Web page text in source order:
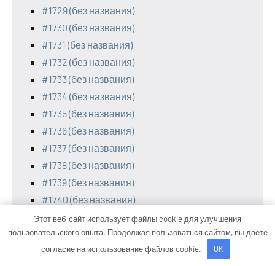
#1729 (без названия)
#1730 (без названия)
#1731 (без названия)
#1732 (без названия)
#1733 (без названия)
#1734 (без названия)
#1735 (без названия)
#1736 (без названия)
#1737 (без названия)
#1738 (без названия)
#1739 (без названия)
#1740 (без названия)
#1741 (без названия)
#1742 (без названия)
#1743 (без названия)
Этот веб-сайт использует файлы cookie для улучшения
пользовательского опыта. Продолжая пользоваться сайтом, вы даете
согласие на использование файлов cookie.
OK